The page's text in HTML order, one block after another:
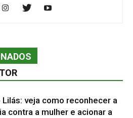
veja como reconhecer a
contra a mulher e acionar a